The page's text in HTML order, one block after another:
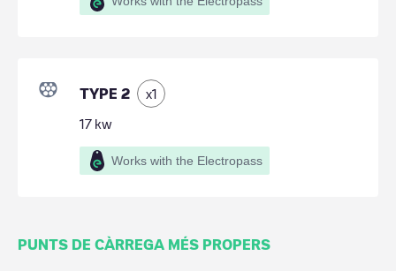
TYPE 2 x1
17 kw
Works with the Electropass
PUNTS DE CÀRREGA MÉS PROPERS